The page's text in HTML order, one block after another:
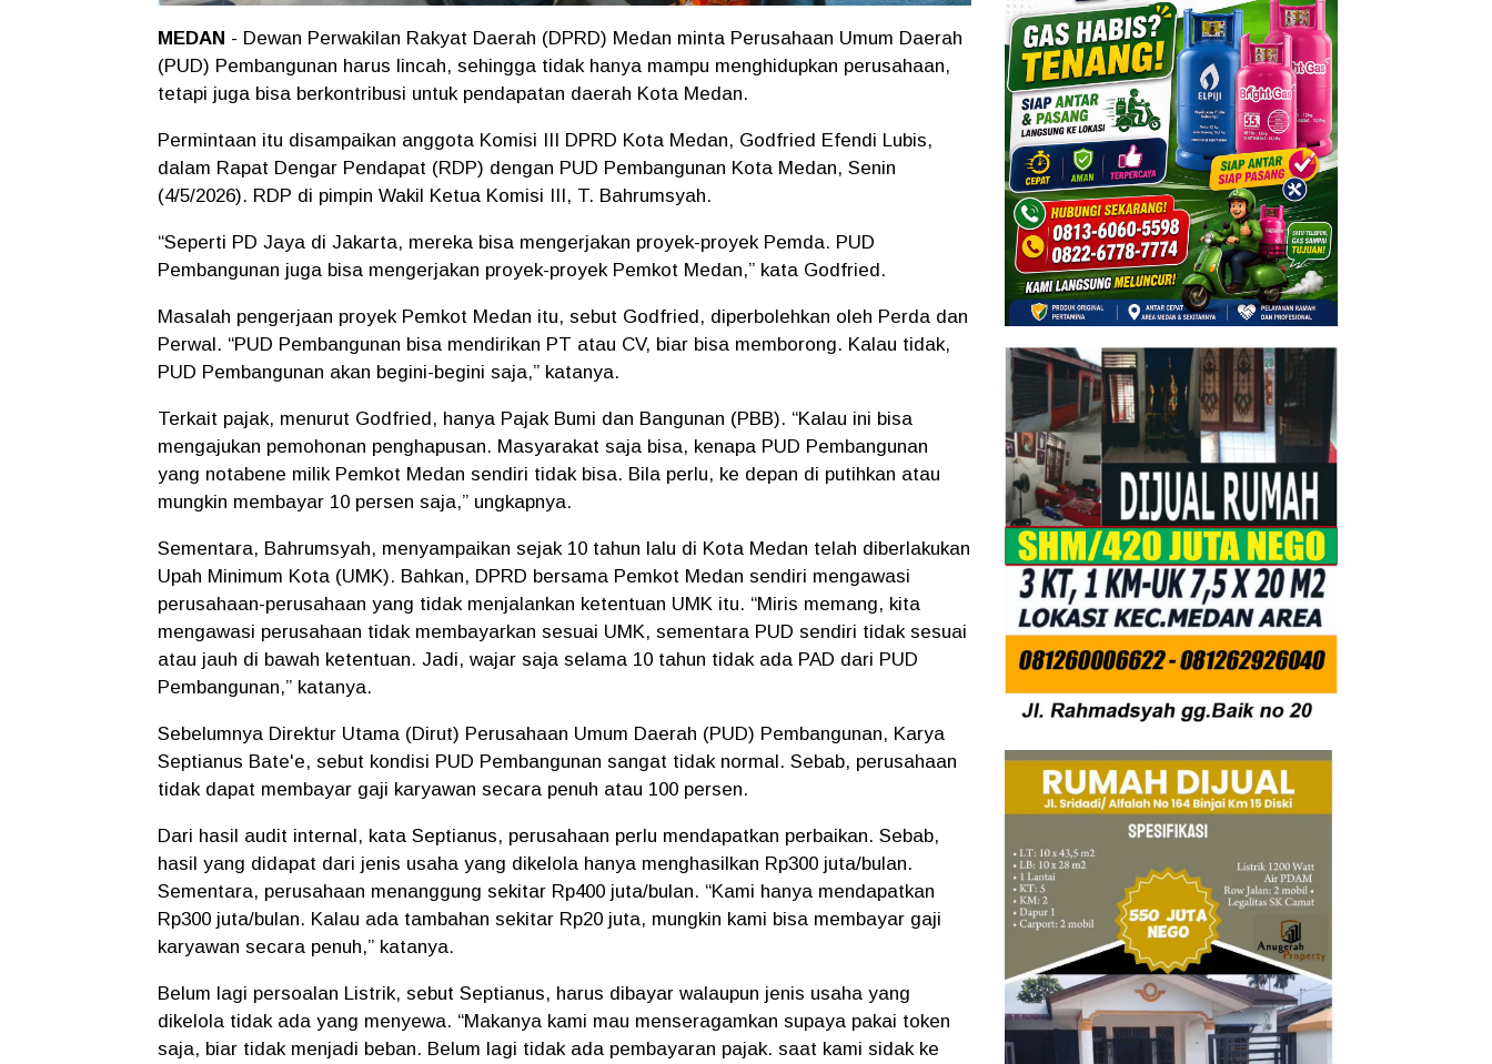
MEDAN - Dewan Perwakilan Rakyat Daerah (DPRD) Medan minta Perusahaan Umum Daerah
(PUD) Pembangunan harus lincah, sehingga tidak hanya mampu menghidupkan perusahaan,
tetapi juga bisa berkontribusi untuk pendapatan daerah Kota Medan.
Permintaan itu disampaikan anggota Komisi III DPRD Kota Medan, Godfried Efendi Lubis,
dalam Rapat Dengar Pendapat (RDP) dengan PUD Pembangunan Kota Medan, Senin
(4/5/2026). RDP di pimpin Wakil Ketua Komisi III, T. Bahrumsyah.
“Seperti PD Jaya di Jakarta, mereka bisa mengerjakan proyek-proyek Pemda. PUD
Pembangunan juga bisa mengerjakan proyek-proyek Pemkot Medan,” kata Godfried.
Masalah pengerjaan proyek Pemkot Medan itu, sebut Godfried, diperbolehkan oleh Perda dan
Perwal. “PUD Pembangunan bisa mendirikan PT atau CV, biar bisa memborong. Kalau tidak,
PUD Pembangunan akan begini-begini saja,” katanya.
Terkait pajak, menurut Godfried, hanya Pajak Bumi dan Bangunan (PBB). “Kalau ini bisa
mengajukan pemohonan penghapusan. Masyarakat saja bisa, kenapa PUD Pembangunan
yang notabene milik Pemkot Medan sendiri tidak bisa. Bila perlu, ke depan di putihkan atau
mungkin membayar 10 persen saja,” ungkapnya.
Sementara, Bahrumsyah, menyampaikan sejak 10 tahun lalu di Kota Medan telah diberlakukan
Upah Minimum Kota (UMK). Bahkan, DPRD bersama Pemkot Medan sendiri mengawasi
perusahaan-perusahaan yang tidak menjalankan ketentuan UMK itu. “Miris memang, kita
mengawasi perusahaan tidak membayarkan sesuai UMK, sementara PUD sendiri tidak sesuai
atau jauh di bawah ketentuan. Jadi, wajar saja selama 10 tahun tidak ada PAD dari PUD
Pembangunan,” katanya.
Sebelumnya Direktur Utama (Dirut) Perusahaan Umum Daerah (PUD) Pembangunan, Karya
Septianus Bate'e, sebut kondisi PUD Pembangunan sangat tidak normal. Sebab, perusahaan
tidak dapat membayar gaji karyawan secara penuh atau 100 persen.
Dari hasil audit internal, kata Septianus, perusahaan perlu mendapatkan perbaikan. Sebab,
hasil yang didapat dari jenis usaha yang dikelola hanya menghasilkan Rp300 juta/bulan.
Sementara, perusahaan menanggung sekitar Rp400 juta/bulan. “Kami hanya mendapatkan
Rp300 juta/bulan. Kalau ada tambahan sekitar Rp20 juta, mungkin kami bisa membayar gaji
karyawan secara penuh,” katanya.
Belum lagi persoalan Listrik, sebut Septianus, harus dibayar walaupun jenis usaha yang
dikelola tidak ada yang menyewa. “Makanya kami mau menseragamkan supaya pakai token
saja, biar tidak menjadi beban. Belum lagi tidak ada pembayaran pajak. saat kami sidak ke